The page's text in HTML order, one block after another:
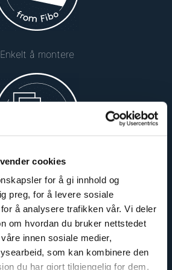
cookies
for å gi innhold og
preg, for å levere sosiale
å analysere trafikken vår. Vi deler
om hvordan du bruker nettstedet
innen sosiale medier,
som kan kombinere den
du har gjort tilgjengelig for dem,
Enkelt å montere
og godkjent